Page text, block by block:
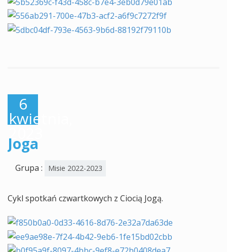
6
kwietnia,
2023
Joga
Grupa : Misie 2022-2023
Cykl spotkań czwartkowych z Ciocią Jogą.